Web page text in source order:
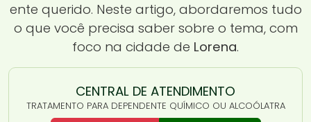
ente querido. Neste artigo, abordaremos tudo
o que você precisa saber sobre o tema, com
foco na cidade de Lorena.
CENTRAL DE ATENDIMENTO
TRATAMENTO PARA DEPENDENTE QUÍMICO OU ALCOÓLATRA